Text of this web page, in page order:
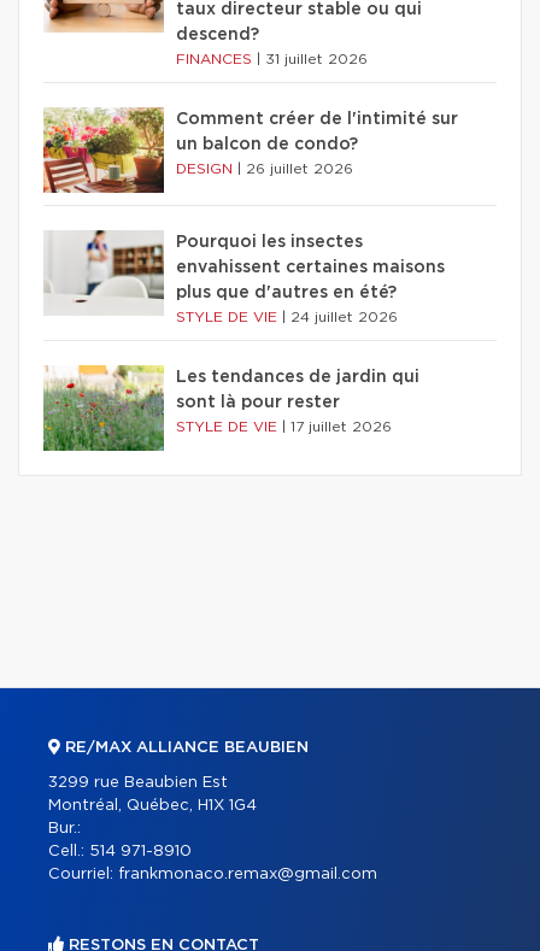
taux directeur stable ou qui
descend?
FINANCES 31 juillet 2026
Comment créer de l'intimité sur
un balcon de condo?
DESIGN 26 juillet 2026
Pourquoi les insectes
envahissent certaines maisons
plus que d'autres en été?
STYLE DE VIE 24 juillet 2026
Les tendances de jardin qui
sont là pour rester
STYLE DE VIE 17 juillet 2026
RE/MAX ALLIANCE BEAUBIEN
3299 rue Beaubien Est
Montréal, Québec, H1X 1G4
Bur.:
Cell.: 514 971-8910
Courriel: frankmonaco.remax@gmail.com
RESTONS EN CONTACT